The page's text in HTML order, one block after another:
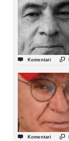
 Komentari 
 Komentari 